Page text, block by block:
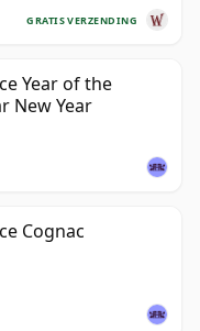
GRATIS VERZENDING
Year of the
New Year
Cognac